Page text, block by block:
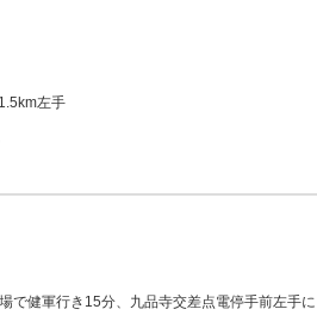
左手
で健軍行き15分、九品寺交差点電停手前左手に